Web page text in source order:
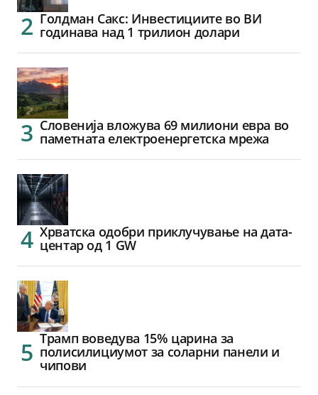
Голдман Сакс: Инвестициите во ВИ
годинава над 1 трилион долари
Словенија вложува 69 милиони евра во
паметната електроенергетска мрежа
Хрватска одобри приклучување на дата-
центар од 1 GW
Трамп воведува 15% царина за
полисилициумот за соларни панели и
чипови